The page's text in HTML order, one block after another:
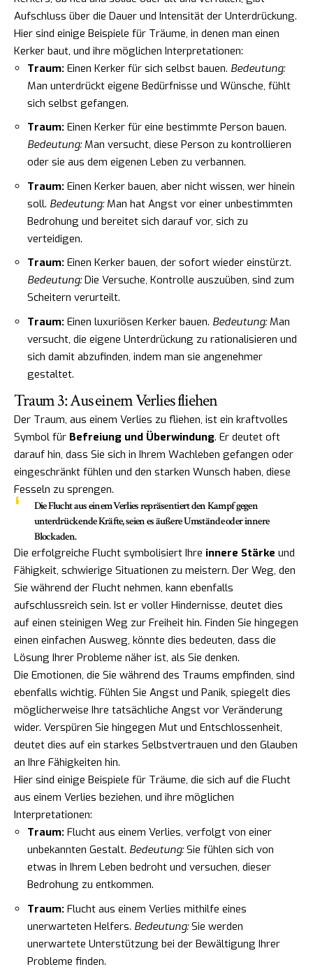
Aufschluss über die Dauer und Intensität der Unterdrückung.
Hier sind einige Beispiele für Träume, in denen man einen
Kerker baut, und ihre möglichen Interpretationen:
Traum: Einen Kerker für sich selbst bauen. Bedeutung:
Man unterdrückt eigene Bedürfnisse und Wünsche, fühlt
sich selbst gefangen.
Traum: Einen Kerker für eine bestimmte Person bauen.
Bedeutung:Man versucht, diese Person zu kontrollieren
oder sie aus dem eigenen Leben zu verbannen.
Traum: Einen Kerker bauen, aber nicht wissen, wer hinein
soll. Bedeutung:Man hat Angst vor einer unbestimmten
Bedrohung und bereitet sich darauf vor, sich zu
verteidigen.
Traum: Einen Kerker bauen, der sofort wieder einstürzt.
Bedeutung:Die Versuche, Kontrolle auszuüben, sind zum
Scheitern verurteilt.
Traum: Einen luxuriösen Kerker bauen. Bedeutung:Man
versucht, die eigene Unterdrückung zu rationalisieren und
sich damit abzufinden, indem man sie angenehmer
gestaltet.
Traum 3: Aus einem Verlies fliehen
Der Traum, aus einem Verlies zu fliehen, ist ein kraftvolles
Symbol für Befreiung und Überwindung. Er deutet oft
darauf hin, dass Sie sich in Ihrem Wachleben gefangen oder
eingeschränkt fühlen und den starken Wunsch haben, diese
Fesseln zu sprengen.
Die Flucht aus einem Verlies repräsentiert den Kampf gegen
unterdrückende Kräfte, seien es äußere Umstände oder innere
Blockaden.
Die erfolgreiche Flucht symbolisiert Ihre innere Stärke und
Fähigkeit, schwierige Situationen zu meistern. Der Weg, den
Sie während der Flucht nehmen, kann ebenfalls
aufschlussreich sein. Ist er voller Hindernisse, deutet dies
auf einen steinigen Weg zur Freiheit hin. Finden Sie hingegen
einen einfachen Ausweg, könnte dies bedeuten, dass die
Lösung Ihrer Probleme näher ist, als Sie denken.
Die Emotionen, die Sie während des Traums empfinden, sind
ebenfalls wichtig. Fühlen Sie Angst und Panik, spiegelt dies
möglicherweise Ihre tatsächliche Angst vor Veränderung
wider. Verspüren Sie hingegen Mut und Entschlossenheit,
deutet dies auf ein starkes Selbstvertrauen und den Glauben
an Ihre Fähigkeiten hin.
Hier sind einige Beispiele für Träume, die sich auf die Flucht
aus einem Verlies beziehen, und ihre möglichen
Interpretationen:
Traum: Flucht aus einem Verlies, verfolgt von einer
unbekannten Gestalt. Bedeutung:Sie fühlen sich von
etwas in Ihrem Leben bedroht und versuchen, dieser
Bedrohung zu entkommen.
Traum: Flucht aus einem Verlies mithilfe eines
unerwarteten Helfers. Bedeutung:Sie werden
unerwartete Unterstützung bei der Bewältigung Ihrer
Probleme finden.